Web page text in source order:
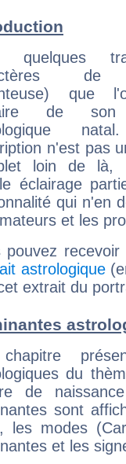
quelques
de
que
de son
n'est pas
loin de là,
éclairage
qui n'en
et les
pouvez
astrologique
extrait du
du
de
sont
les modes
et les